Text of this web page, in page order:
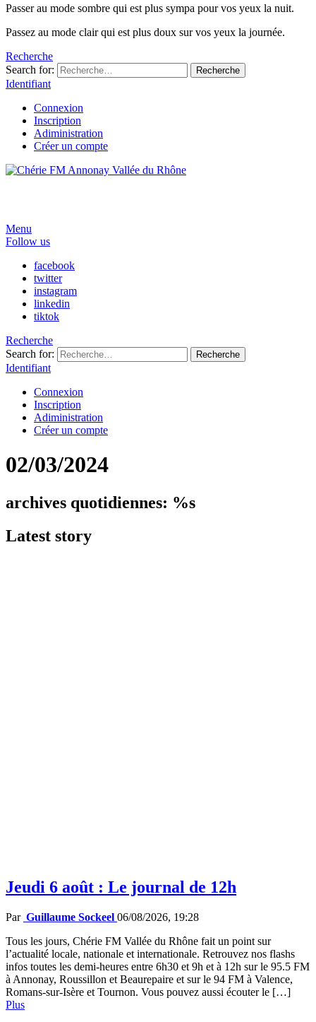
Passer au mode sombre qui est plus sympa pour vos yeux la nuit.
Passez au mode clair qui est plus doux sur vos yeux la journée.
Recherche
Search for:
Recherche
Identifiant
Connexion
Inscription
Adiministration
Créer un compte
Menu
Follow us
facebook
twitter
instagram
linkedin
tiktok
Recherche
Search for:
Recherche
Identifiant
Connexion
Inscription
Adiministration
Créer un compte
02/03/2024
archives quotidiennes: %s
Latest story
Jeudi 6 août : Le journal de 12h
Par Guillaume Sockeel 06/08/2026, 19:28
Tous les jours, Chérie FM Vallée du Rhône fait un point sur
l’actualité locale, nationale et internationale. Retrouvez nos flashs
infos toutes les demi-heures entre 6h30 et 9h et à 12h sur le 95.5 FM
à Annonay, Roussillon et Beaurepaire et sur le 94 FM à Valence,
Romans-sur-Isère et Tournon. Vous pouvez aussi écouter le […]
Plus